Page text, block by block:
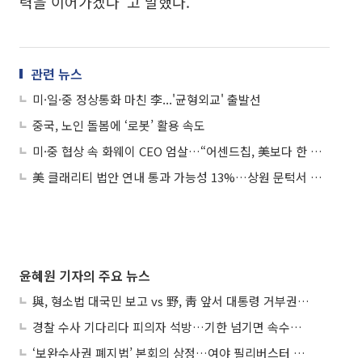
관련 뉴스
미·일·중 정상통화 마친 李...'균형외교' 출발선
중국, 노인 돌봄에 ‘로봇’ 활용 속도
미·중 협상 속 화웨이 CEO 엄살…“어센드칩, 美보다 한 세대 뒤져”
美 클래리티 법안 연내 통과 가능성 13%…상원 문턱서 제동
윤혜원 기자의 주요 뉴스
與, 형소법 대국민 보고 vs 野, 靑 앞서 대통령 거부권 촉구
경찰 수사 기다리다 피의자 석방…기한 넘기면 속수무책
‘보완수사권 폐지법’ 본회의 상정…여야 필리버스터 대치